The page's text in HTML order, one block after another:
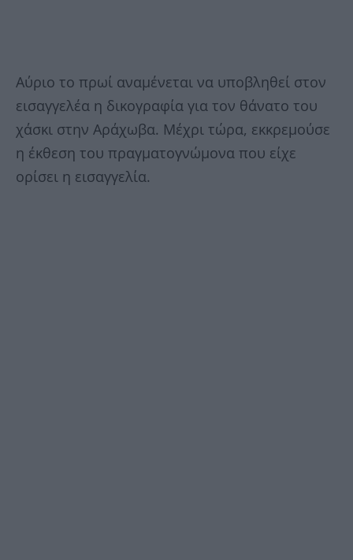
Αύριο το πρωί αναμένεται να υποβληθεί στον
εισαγγελέα η δικογραφία για τον θάνατο του
χάσκι στην Αράχωβα. Μέχρι τώρα, εκκρεμούσε
η έκθεση του πραγματογνώμονα που είχε
ορίσει η εισαγγελία.